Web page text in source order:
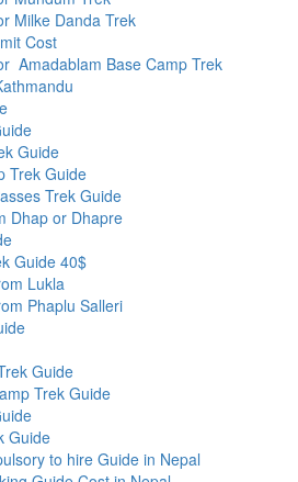
Milke Danda Trek
Cost
Amadablam Base Camp Trek
Guide
Trek Guide
Trek Guide
Dhap or Dhapre
Guide 40$
Lukla
Phaplu Salleri
Guide
Trek Guide
Guide
to hire Guide in Nepal